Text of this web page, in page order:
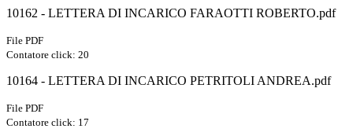
10162 - LETTERA DI INCARICO FARAOTTI ROBERTO.pdf
File PDF
Contatore click: 20
10164 - LETTERA DI INCARICO PETRITOLI ANDREA.pdf
File PDF
Contatore click: 17